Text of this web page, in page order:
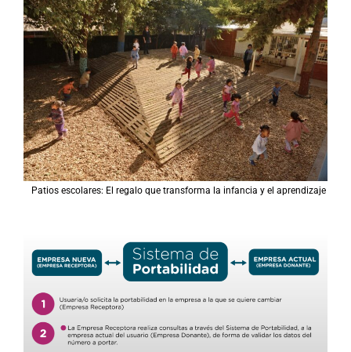
Patios escolares: El regalo que transforma la infancia y el aprendizaje